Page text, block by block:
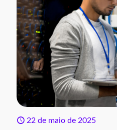
22 de maio de 2025